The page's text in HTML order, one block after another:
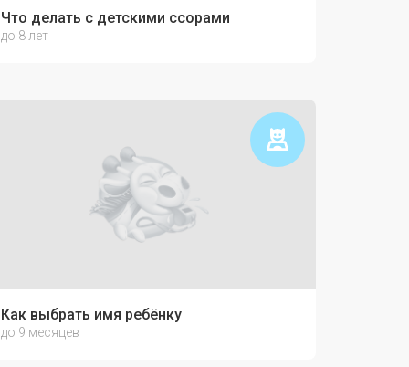
Что делать с детскими ссорами
до 8 лет
Как выбрать имя ребёнку
до 9 месяцев